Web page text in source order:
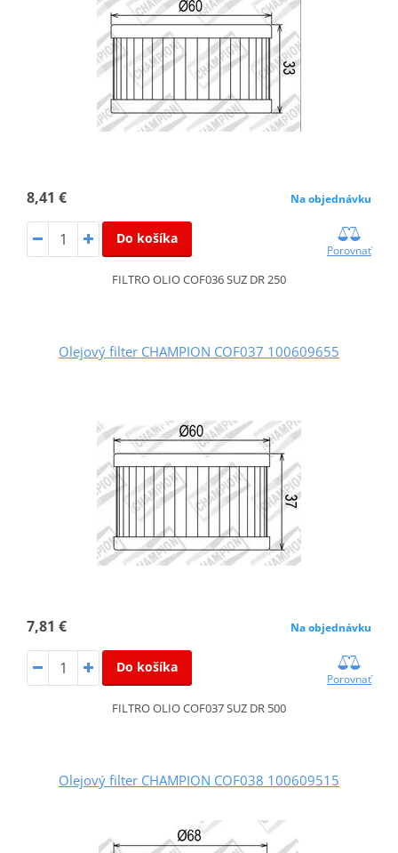
8,41 € Na objednávku
Do košíka
Porovnať
FILTRO OLIO COF036 SUZ DR 250
Olejový filter CHAMPION COF037 100609655
7,81 € Na objednávku
Do košíka
Porovnať
FILTRO OLIO COF037 SUZ DR 500
Olejový filter CHAMPION COF038 100609515